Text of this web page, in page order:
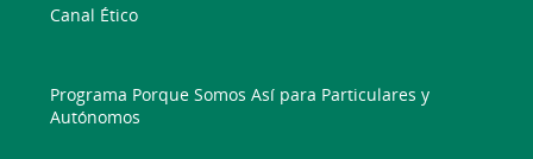
Canal Ético
Programa Porque Somos Así para Particulares y
Autónomos